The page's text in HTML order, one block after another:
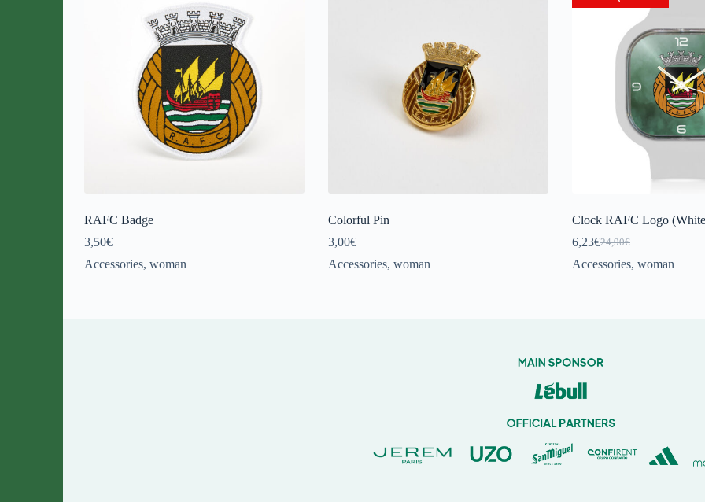
RAFC Badge
3,50€
Accessories,woman
Colorful Pin
3,00€
Accessories,woman
Clock RAFC Logo
24,90€
Original
price
6,23€Current
price
Accessories, woman